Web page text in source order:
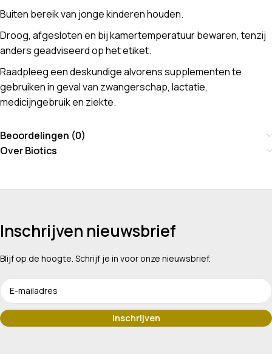
Buiten bereik van jonge kinderen houden.
Droog, afgesloten en bij kamertemperatuur bewaren, tenzij
anders geadviseerd op het etiket.
Raadpleeg een deskundige alvorens supplementen te
gebruiken in geval van zwangerschap, lactatie,
medicijngebruik en ziekte.
Beoordelingen (0)
Over Biotics
Inschrijven nieuwsbrief
Blijf op de hoogte. Schrijf je in voor onze nieuwsbrief.